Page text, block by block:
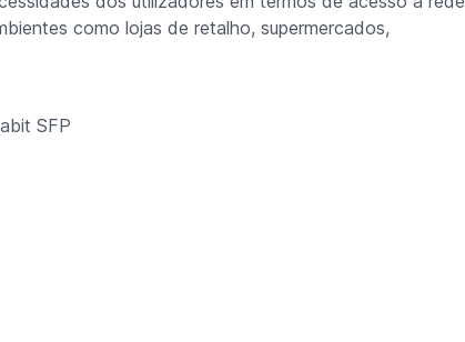
como lojas de retalho, supermercados,
SFP